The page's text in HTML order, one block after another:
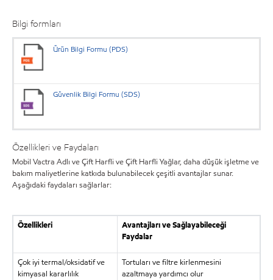
Bilgi formları
Ürün Bilgi Formu (PDS)
Güvenlik Bilgi Formu (SDS)
Özellikleri ve Faydaları
Mobil Vactra Adlı ve Çift Harfli ve Çift Harfli Yağlar, daha düşük işletme ve
bakım maliyetlerine katkıda bulunabilecek çeşitli avantajlar sunar.
Aşağıdaki faydaları sağlarlar:
Özellikleri
Avantajları ve Sağlayabileceği
Faydalar
Çok iyi termal/oksidatif ve
kimyasal kararlılık
Tortuları ve filtre kirlenmesini
azaltmaya yardımcı olur